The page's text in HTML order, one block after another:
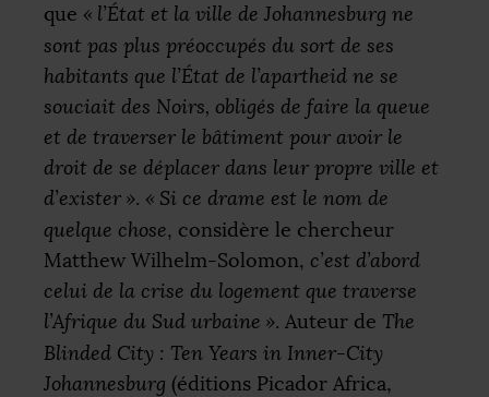
que « l’État et la ville de Johannesburg ne
sont pas plus préoccupés du sort de ses
habitants que l’État de l’apartheid ne se
souciait des Noirs, obligés de faire la queue
et de traverser le bâtiment pour avoir le
droit de se déplacer dans leur propre ville et
d’exister ». « Si ce drame est le nom de
quelque chose, considère le chercheur
Matthew Wilhelm-Solomon, c’est d’abord
celui de la crise du logement que traverse
l’Afrique du Sud urbaine ». Auteur de The
Blinded City : Ten Years in Inner-City
Johannesburg (éditions Picador Africa,